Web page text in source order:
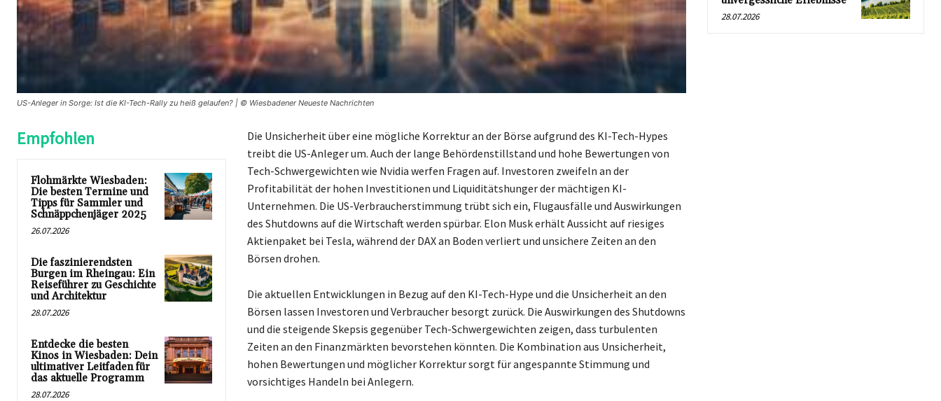
US-Anleger in Sorge: Ist die KI-Tech-Rally zu heiß gelaufen? | © Wiesbadener Neueste Nachrichten
Empfohlen
Flohmärkte Wiesbaden:
Die besten Termine und
Tipps für Sammler und
Schnäppchenjäger 2025
26.07.2026
Die faszinierendsten
Burgen im Rheingau: Ein
Reiseführer zu Geschichte
und Architektur
28.07.2026
Entdecke die besten
Kinos in Wiesbaden: Dein
ultimativer Leitfaden für
das aktuelle Programm
28.07.2026
Die Unsicherheit über eine mögliche Korrektur an der Börse aufgrund des KI-Tech-Hypes
treibt die US-Anleger um. Auch der lange Behördenstillstand und hohe Bewertungen von
Tech-Schwergewichten wie Nvidia werfen Fragen auf. Investoren zweifeln an der
Profitabilität der hohen Investitionen und Liquiditätshunger der mächtigen KI-
Unternehmen. Die US-Verbraucherstimmung trübt sich ein, Flugausfälle und Auswirkungen
des Shutdowns auf die Wirtschaft werden spürbar. Elon Musk erhält Aussicht auf riesiges
Aktienpaket bei Tesla, während der DAX an Boden verliert und unsichere Zeiten an den
Börsen drohen.
Die aktuellen Entwicklungen in Bezug auf den KI-Tech-Hype und die Unsicherheit an den
Börsen lassen Investoren und Verbraucher besorgt zurück. Die Auswirkungen des Shutdowns
und die steigende Skepsis gegenüber Tech-Schwergewichten zeigen, dass turbulenten
Zeiten an den Finanzmärkten bevorstehen könnten. Die Kombination aus Unsicherheit,
hohen Bewertungen und möglicher Korrektur sorgt für angespannte Stimmung und
vorsichtiges Handeln bei Anlegern.
28.07.2026